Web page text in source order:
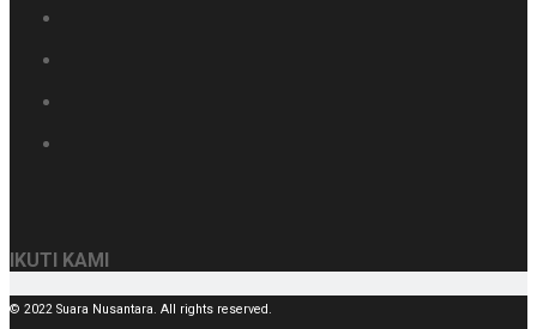
IKUTI KAMI
© 2022 Suara Nusantara. All rights reserved.